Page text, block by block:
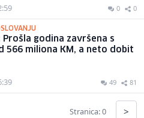
0 0
Prošla godina završena s
566 miliona KM, a neto dobit
49 81
Stranica: 0 >